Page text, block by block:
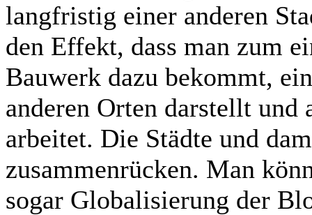
langfristig einer anderen
den Effekt, dass man zum
Bauwerk dazu bekommt,
anderen Orten darstellt und
arbeitet. Die Städte und
zusammenrücken. Man
sogar Globalisierung der